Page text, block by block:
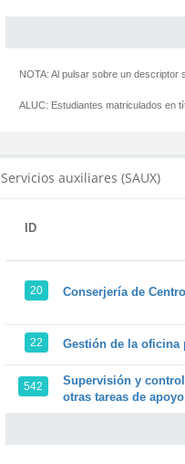
NOTA: Al pulsar sobre un descriptor
ALUC: Estudiantes matriculados en
Servicios auxiliares (SAUX)
ID
20 Conserjería de
22 Gestión de la oficina
542
Supervisión y
otras tareas de